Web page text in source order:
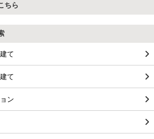
ちら
て
て
ン